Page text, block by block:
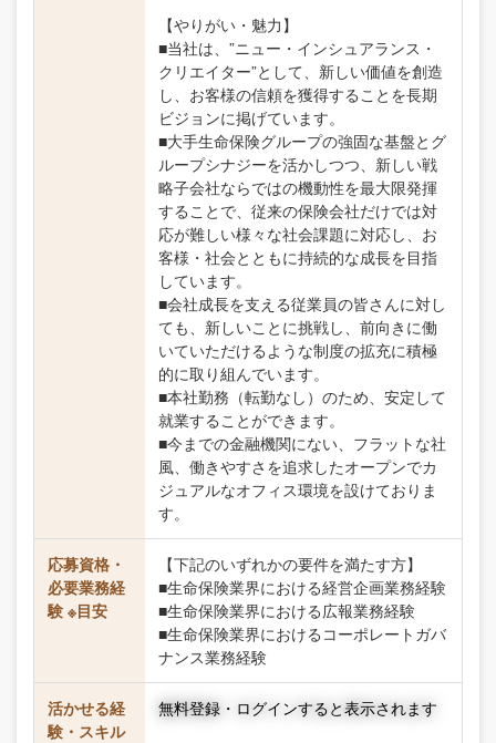
【やりがい・魅力】
■当社は、”ニュー・インシュアランス・
クリエイター”として、新しい価値を創造
し、お客様の信頼を獲得することを長期
ビジョンに掲げています。
■大手生命保険グループの強固な基盤とグ
ループシナジーを活かしつつ、新しい戦
略子会社ならではの機動性を最大限発揮
することで、従来の保険会社だけでは対
応が難しい様々な社会課題に対応し、お
客様・社会とともに持続的な成長を目指
しています。
■会社成長を支える従業員の皆さんに対し
ても、新しいことに挑戦し、前向きに働
いていただけるような制度の拡充に積極
的に取り組んでいます。
■本社勤務（転勤なし）のため、安定して
就業することができます。
■今までの金融機関にない、フラットな社
風、働きやすさを追求したオープンでカ
ジュアルなオフィス環境を設けておりま
す。
応募資格・
必要業務経
験 ※目安
【下記のいずれかの要件を満たす方】
■生命保険業界における経営企画業務経験
■生命保険業界における広報業務経験
■生命保険業界におけるコーポレートガバ
ナンス業務経験
活かせる経
験・スキル
無料登録・ログインすると表示されます